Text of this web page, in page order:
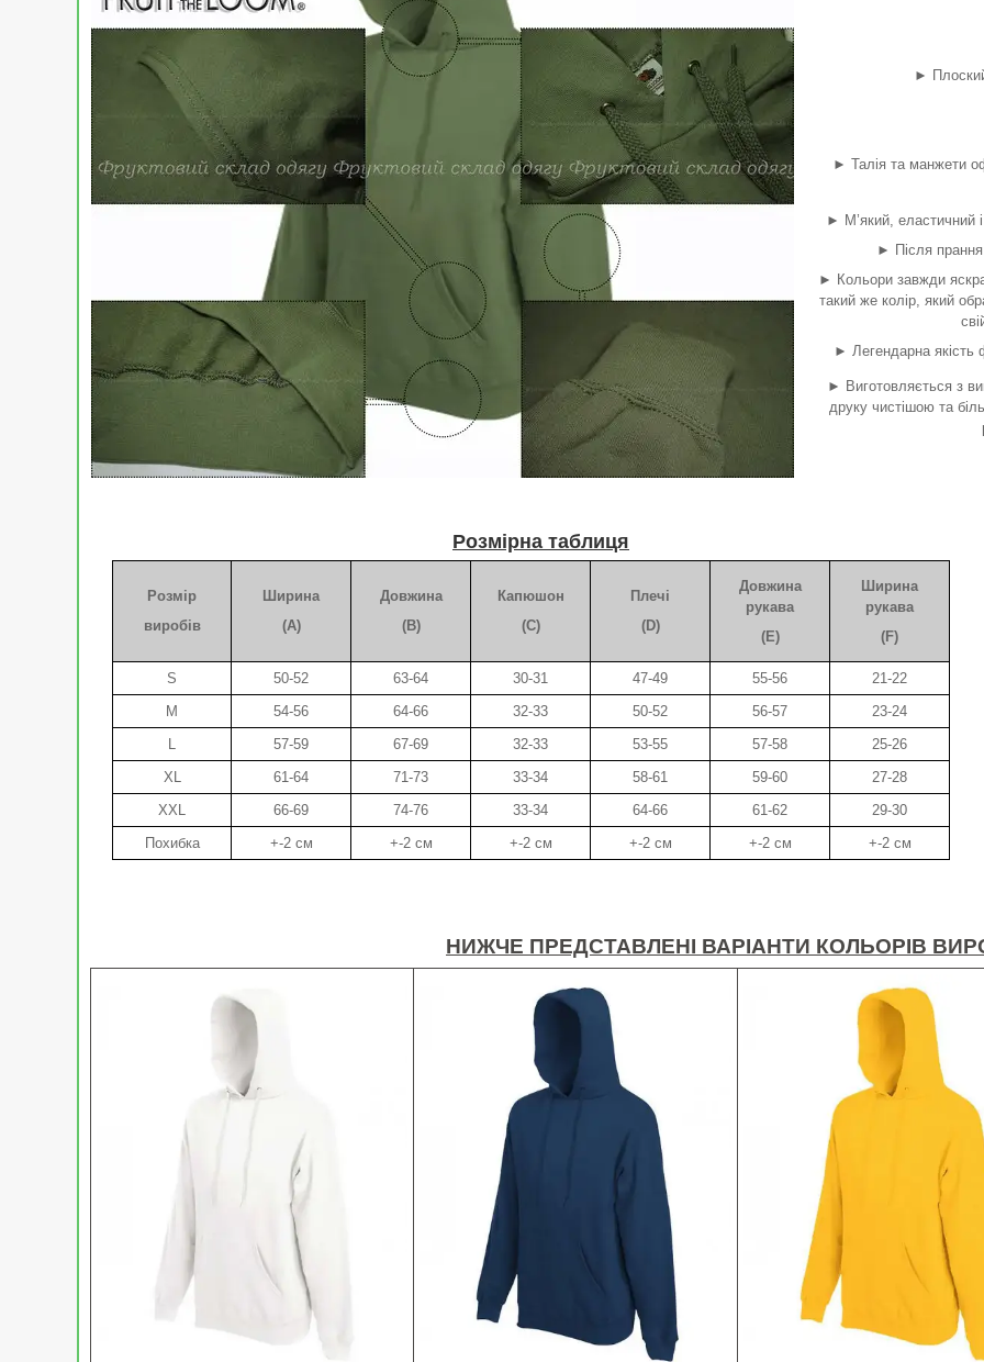
►
► Талія та манжети
► М’який, еластичний
► Після
► Кольори завжди
такий же колір, який
► Легендарна якість
► Виготовляється з
друку чистішою та
Розмірна таблиця
Розмір
виробів
Ширина
(A)
Довжина
(B)
Капюшон
(C)
Плечі
(D)
Довжина
рукава
(E)
Ширина
рукава
(F)
S 50-52 63-64 30-31 47-49 55-56
21-22
M
54-56 64-66 32-33 50-52 56-57
23-24
L
57-59 67-69 32-33 53-55 57-58
25-26
XL
61-64 71-73 33-34 58-61 59-60
27-28
XXL
66-69 74-76 33-34 64-66 61-62
29-30
Похибка
+-2 см +-2 см +-2 см +-2 см +-2 см +-2 см
НИЖЧЕ ПРЕДСТАВЛЕНІ ВАРІАНТИ КОЛЬОРІВ